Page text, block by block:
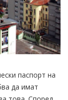
паспорт на
да имат